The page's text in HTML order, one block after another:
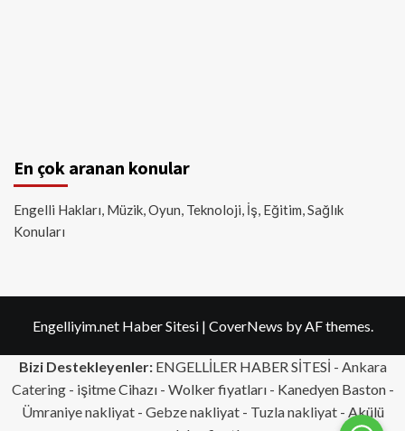
En çok aranan konular
Engelli Hakları, Müzik, Oyun, Teknoloji, İş, Eğitim, Sağlık
Konuları
Engelliyim.net Haber Sitesi | CoverNews by AF themes.
Bizi Destekleyenler:ENGELLİLER HABER SİTESİ - Ankara
Catering- işitme Cihazı - Wolker fiyatları - Kanedyen Baston -
Ümraniye nakliyat- Gebze nakliyat- Tuzla nakliyat- Akülü